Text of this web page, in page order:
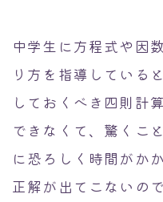
中学生に方程式や因
り方を指導していると
しておくべき四則計
できなくて、驚くこ
に恐ろしく時間がか
正解が出てこないの